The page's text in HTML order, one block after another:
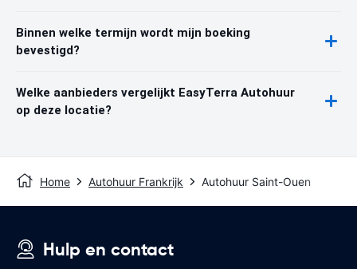
Binnen welke termijn wordt mijn boeking
bevestigd?
Welke aanbieders vergelijkt EasyTerra Autohuur
op deze locatie?
Home Autohuur Frankrijk Autohuur Saint-Ouen
Hulp en contact